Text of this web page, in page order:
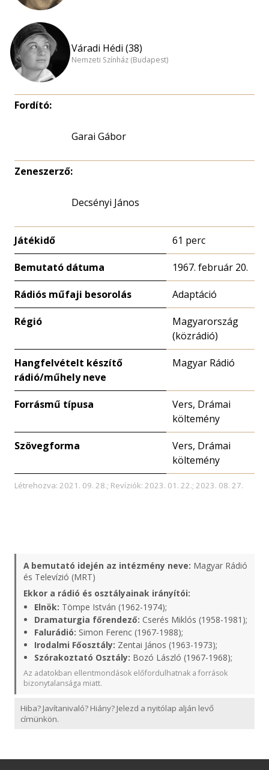
Váradi Hédi (38)
Nemzeti Színház (Budapest)
Fordító:
Garai Gábor
Zeneszerző:
Decsényi János
Játékidő 61 perc
Bemutató dátuma 1967. február 20.
Rádiós műfaji besorolás Adaptáció
Régió
Magyarország
(közrádió)
Hangfelvételt készítő
rádió/műhely neve
Magyar Rádió
Forrásmű típusa
Vers, Drámai
költemény
Szövegforma
Vers, Drámai
költemény
Létrehozva: 2021. 09. 28.; Revíziók: 2023. 01. 22.; 2023. 08. 27.
A bemutató idején az intézmény neve: Magyar Rádió
és Televízió (MRT)
Ekkor a rádió és osztályainak irányítói:
Elnök: Tömpe István (1962-1974);
Dramaturgia főrendező: Cserés Miklós (1958-1981);
Falurádió: Simon Ferenc (1967-1988);
Irodalmi Főosztály: Zentai János (1963-1973);
Szórakoztató Osztály: Bozó László (1967-1968);
Az adatokban ellentmondások előfordulhatnak a források
bizonytalansága miatt.
Hiba? Javítanivaló? Hiány? Jelezd a nyitólap alján levő
címünkön.